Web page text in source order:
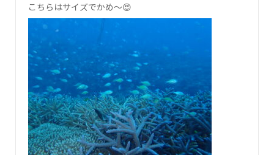
こちらはサイズでかめ～😍